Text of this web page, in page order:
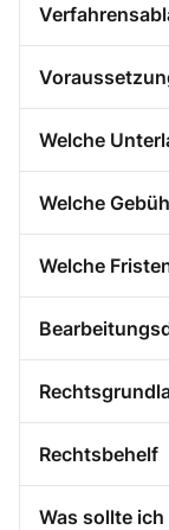
Welche
Welche
Welche
Rechtsbehelf
Was sollte